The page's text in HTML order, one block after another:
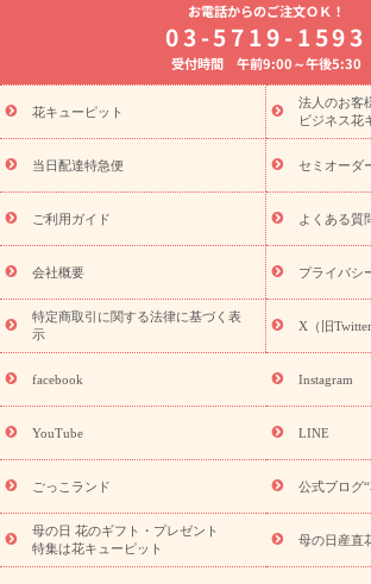
8月の誕生花(トルコキキョウ)
開店・開業祝
お供え・お悔やみ お供え・お悔
通夜・葬儀に贈る花 胡
ーブドフラワー
季節のイベント
ひまわり
特集
お盆 花（新盆・初盆） 季節のイベ
盆・初盆）
お盆 花（新盆・初盆）
お盆・
フト
お盆・お供え プリザーブドフラワー
レゼント特集
夏の花贈り・お中元・暑中見
敬老の日におくる花ギフト・プレゼント特集
花ギフト・プレゼント特集
敬老の日 花のお
老の日 花鉢植えのギフト・プレゼント特集
フト・プレゼント特集
敬老の日の花 全ての
ペーン
映画『ウォーターガーディアンズ』コ
「きょう誕生日なんです」キャンペーン
誕
誕生日フラワーギフト 誕生日フラワーギフト
9月の誕生花(リンドウ)
ら探す
お祝いの花特集 当日配達特急便
念日
結婚祝い 出産祝い 退院祝い・快気
寿祝い
プチギフト ペットのお祝いフラワ
お電話からのご注文ＯＫ！
03-5719-1593
受付時間 午前9:00～午後5:30
花キューピット
法人のお客
ビジネス花
当日配達特急便 セミオーダ
ご利用ガイド よくある質
会社概要 プライバシ
特定商取引に関する法律に基づく表
示
X（旧Twitter
facebook Instagram
YouTube LINE
ごっこランド 公式ブログ
母の日 花のギフト・プレゼント
特集は花キューピット
母の日産直